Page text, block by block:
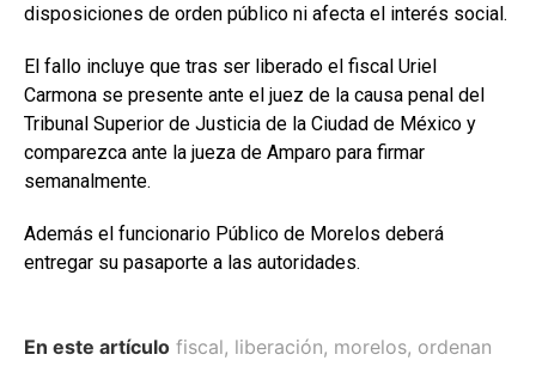
disposiciones de orden público ni afecta el interés social.
El fallo incluye que tras ser liberado el fiscal Uriel
Carmona se presente ante el juez de la causa penal del
Tribunal Superior de Justicia de la Ciudad de México y
comparezca ante la jueza de Amparo para firmar
semanalmente.
Además el funcionario Público de Morelos deberá
entregar su pasaporte a las autoridades.
En este artículo fiscal, liberación, morelos, ordenan